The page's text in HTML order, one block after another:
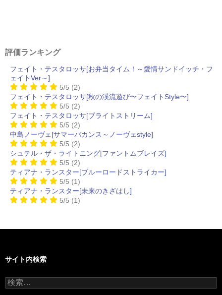
評価ランキング
フェイト・テスタロッサ[お弁当タイム！～愛情サンドイッチ・フ
ェイトVer～]
5/5 (2)
フェイト・テスタロッサ[秋の渓流遊び〜フェイトStyle〜]
5/5 (2)
フェイト・テスタロッサ[ブライトストリーム]
5/5 (2)
中島ノーヴェ[サマーバカンス～ノーヴェstyle]
5/5 (2)
シュテル・ザ・ライトニング[ファントムブレイズ]
5/5 (2)
ティアナ・ランスター[ブルーロードストライカー]
5/5 (1)
ティアナ・ランスター[未来のきざはし]
5/5 (1)
サイト内検索
検
索: